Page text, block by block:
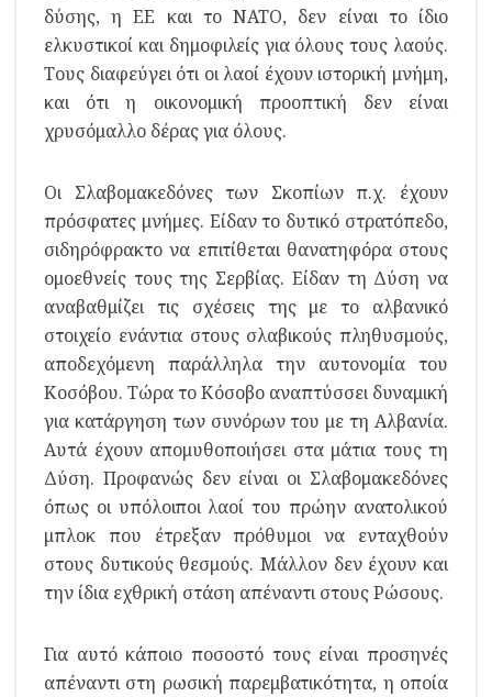
δύσης, η ΕΕ και το ΝΑΤΟ, δεν είναι το ίδιο
ελκυστικοί και δημοφιλείς για όλους τους λαούς.
Τους διαφεύγει ότι οι λαοί έχουν ιστορική μνήμη,
και ότι η οικονομική προοπτική δεν είναι
χρυσόμαλλο δέρας για όλους.
Οι Σλαβομακεδόνες των Σκοπίων π.χ. έχουν
πρόσφατες μνήμες. Είδαν το δυτικό στρατόπεδο,
σιδηρόφρακτο να επιτίθεται θανατηφόρα στους
ομοεθνείς τους της Σερβίας. Είδαν τη Δύση να
αναβαθμίζει τις σχέσεις της με το αλβανικό
στοιχείο ενάντια στους σλαβικούς πληθυσμούς,
αποδεχόμενη παράλληλα την αυτονομία του
Κοσόβου. Τώρα το Κόσοβο αναπτύσσει δυναμική
για κατάργηση των συνόρων του με τη Αλβανία.
Αυτά έχουν απομυθοποιήσει στα μάτια τους τη
Δύση. Προφανώς δεν είναι οι Σλαβομακεδόνες
όπως οι υπόλοιποι λαοί του πρώην ανατολικού
μπλοκ που έτρεξαν πρόθυμοι να ενταχθούν
στους δυτικούς θεσμούς. Μάλλον δεν έχουν και
την ίδια εχθρική στάση απέναντι στους Ρώσους.
Για αυτό κάποιο ποσοστό τους είναι προσηνές
απέναντι στη ρωσική παρεμβατικότητα, η οποία